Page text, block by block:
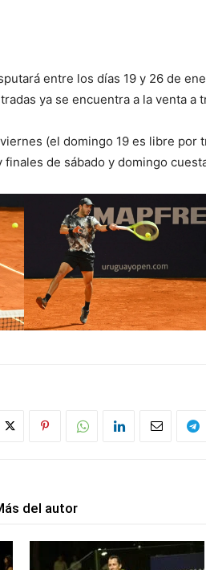
entre los días 19 y 26 de
ya se encuentra a la venta a
(el domingo 19 es libre por
de sábado y domingo
del autor